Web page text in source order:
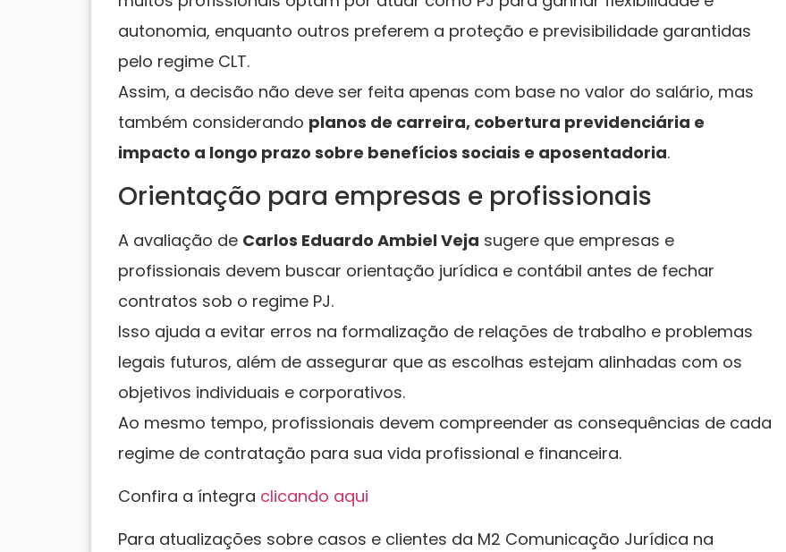
autonomia, enquanto outros preferem a proteção e previsibilidade garantidas
pelo regime CLT.
Assim, a decisão não deve ser feita apenas com base no valor do salário, mas
também considerando planos de carreira, cobertura previdenciária e
impacto a longo prazo sobre benefícios sociais e aposentadoria.
Orientação para empresas e profissionais
A avaliação de Carlos Eduardo Ambiel Veja sugere que empresas e
profissionais devem buscar orientação jurídica e contábil antes de fechar
contratos sob o regime PJ.
Isso ajuda a evitar erros na formalização de relações de trabalho e problemas
legais futuros, além de assegurar que as escolhas estejam alinhadas com os
objetivos individuais e corporativos.
Ao mesmo tempo, profissionais devem compreender as consequências de cada
regime de contratação para sua vida profissional e financeira.
Confira a íntegra clicando aqui
Para atualizações sobre casos e clientes da M2 Comunicação Jurídica na